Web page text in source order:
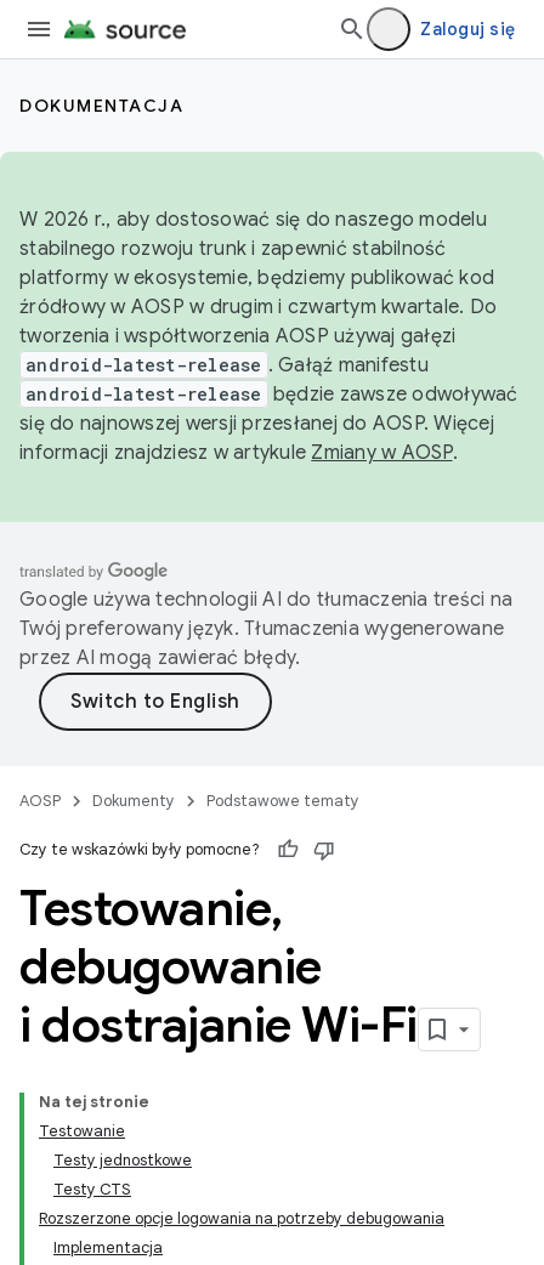
Zaloguj się
DOKUMENTACJA
W 2026 r., aby dostosować się do naszego modelu
stabilnego rozwoju trunk i zapewnić stabilność
platformy w ekosystemie, będziemy publikować kod
źródłowy w AOSP w drugim i czwartym kwartale. Do
tworzenia i współtworzenia AOSP używaj gałęzi
android-latest-release . Gałąź manifestu
android-latest-release będzie zawsze odwoływać
się do najnowszej wersji przesłanej do AOSP. Więcej
informacji znajdziesz w artykule Zmiany w AOSP.
Google używa technologii AI do tłumaczenia treści na
Twój preferowany język. Tłumaczenia wygenerowane
przez AI mogą zawierać błędy.
AOSP Dokumenty Podstawowe tematy
Czy te wskazówki były pomocne?
Testowanie,
debugowanie
i dostrajanie Wi-Fi
Na tej stronie
Testowanie
Testy jednostkowe
Testy CTS
Rozszerzone opcje logowania na potrzeby debugowania
Implementacja